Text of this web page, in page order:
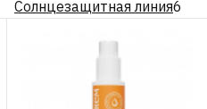
Солнцезащитная линия6